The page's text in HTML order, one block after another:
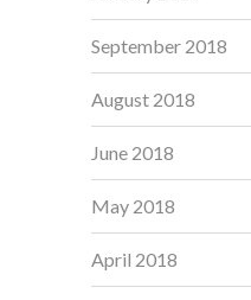
September 2018
August 2018
June 2018
May 2018
April 2018